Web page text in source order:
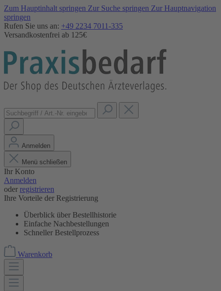
Zum Hauptinhalt springen Zur Suche springen Zur Hauptnavigation
springen
Rufen Sie uns an: +49 2234 7011-335
Versandkostenfrei ab 125€
Anmelden
Menü schließen
Ihr Konto
Anmelden
oder registrieren
Ihre Vorteile der Registrierung
Überblick über Bestellhistorie
Einfache Nachbestellungen
Schneller Bestellprozess
Warenkorb